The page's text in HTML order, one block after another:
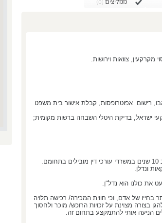
ממליצים (0)
רישום אפוטרופסות, קבלת אישור בית משפט
ישראל, בדיקת היטלי השבחה ברשות מקומית;
לאחר תום ההתמחות ועד שיצאתי לעצמאות, עבדתי במהלך כ 10 שנים במשרדי עורכי דין מובילים בתחומם.
ונדלן.
את כולנו הוא נדל"ן.
של אדם, וכי חווית המכירה/ רכישה תלויה
בצורה מצוינת על זכויות הרוכש/ מוכר ולחסוך
הניעה אותי להתמקצע בתחום זה.